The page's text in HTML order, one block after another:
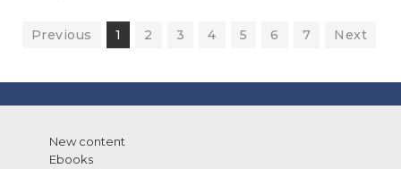
Previous 1 2 3 4 5 6 7 Next
New content
Ebooks